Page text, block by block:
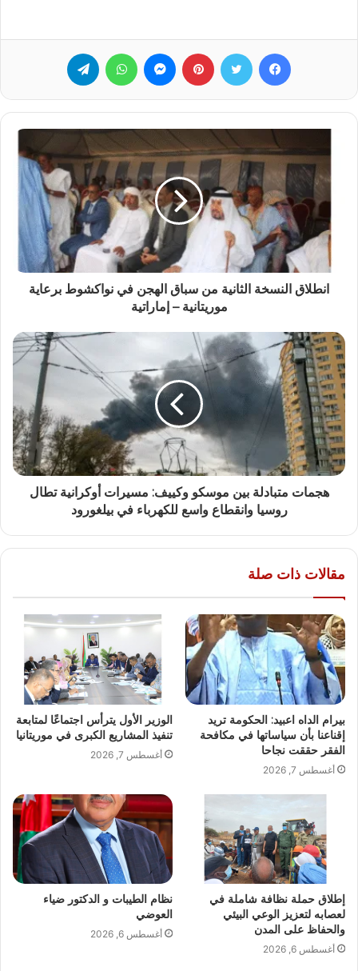
فيسبوك تويتر بينتيريست ماسنجر واتساب
انطلاق النسخة الثانية من سباق الهجن في نواكشوط برعاية
موريتانية – إماراتية
هجمات متبادلة بين موسكو وكييف: مسيرات أوكرانية تطال
روسيا وانقطاع واسع للكهرباء في بيلغورود
مقالات ذات صلة
بيرام الداه اعبيد: الحكومة تريد
إقناعنا بأن سياساتها في مكافحة
الفقر حققت نجاحا
أغسطس 7, 2026
الوزير الأول يترأس اجتماعًا لمتابعة
تنفيذ المشاريع الكبرى في موريتانيا
أغسطس 7, 2026
إطلاق حملة نظافة شاملة في
لعصابه لتعزيز الوعي البيئي
والحفاظ على المدن
أغسطس 6, 2026
نظام الطيبات و الدكتور ضياء
العوضي
أغسطس 6, 2026